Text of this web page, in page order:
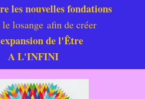
les nouvelles fondations
losange afin de créer
de l'Être
A L'INFINI